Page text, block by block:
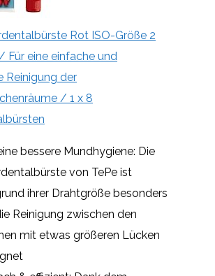
Rot ISO-Größe 2
Für eine einfache und
Reinigung der
/ 1 x 8
bessere Mundhygiene: Die
von TePe ist
ihrer Drahtgröße besonders
Reinigung zwischen den
mit etwas größeren Lücken